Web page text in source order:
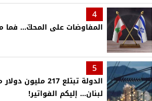
4
المفاوضات على المحكّ... فما
5
الدولة تبتلع 217
لبنان... إليكم الفواتير!